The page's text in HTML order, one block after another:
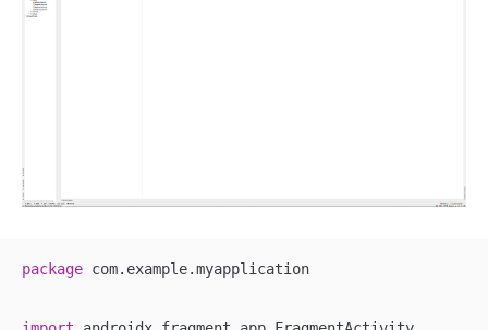
package com.example.myapplication